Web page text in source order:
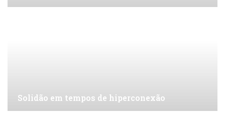
Solidão em tempos de hiperconexão